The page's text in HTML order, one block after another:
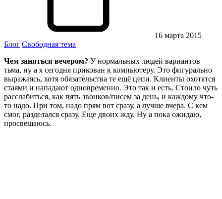
16 марта 2015
Блог Свободная тема
Чем заняться вечером? У нормальных людей вариантов
тьма, ну а я сегодня прикован к компьютеру. Это фигурально
выражаясь, хотя обязательства те ещё цепи. Клиенты охотятся
стаями и нападают одновременно. Это так и есть. Стоило чуть
расслабиться, как пять звонков/писем за день, и каждому что-
то надо. При том, надо прям вот сразу, а лучше вчера. С кем
смог, разделался сразу. Еще двоих жду. Ну а пока ожидаю,
просвещаюсь.